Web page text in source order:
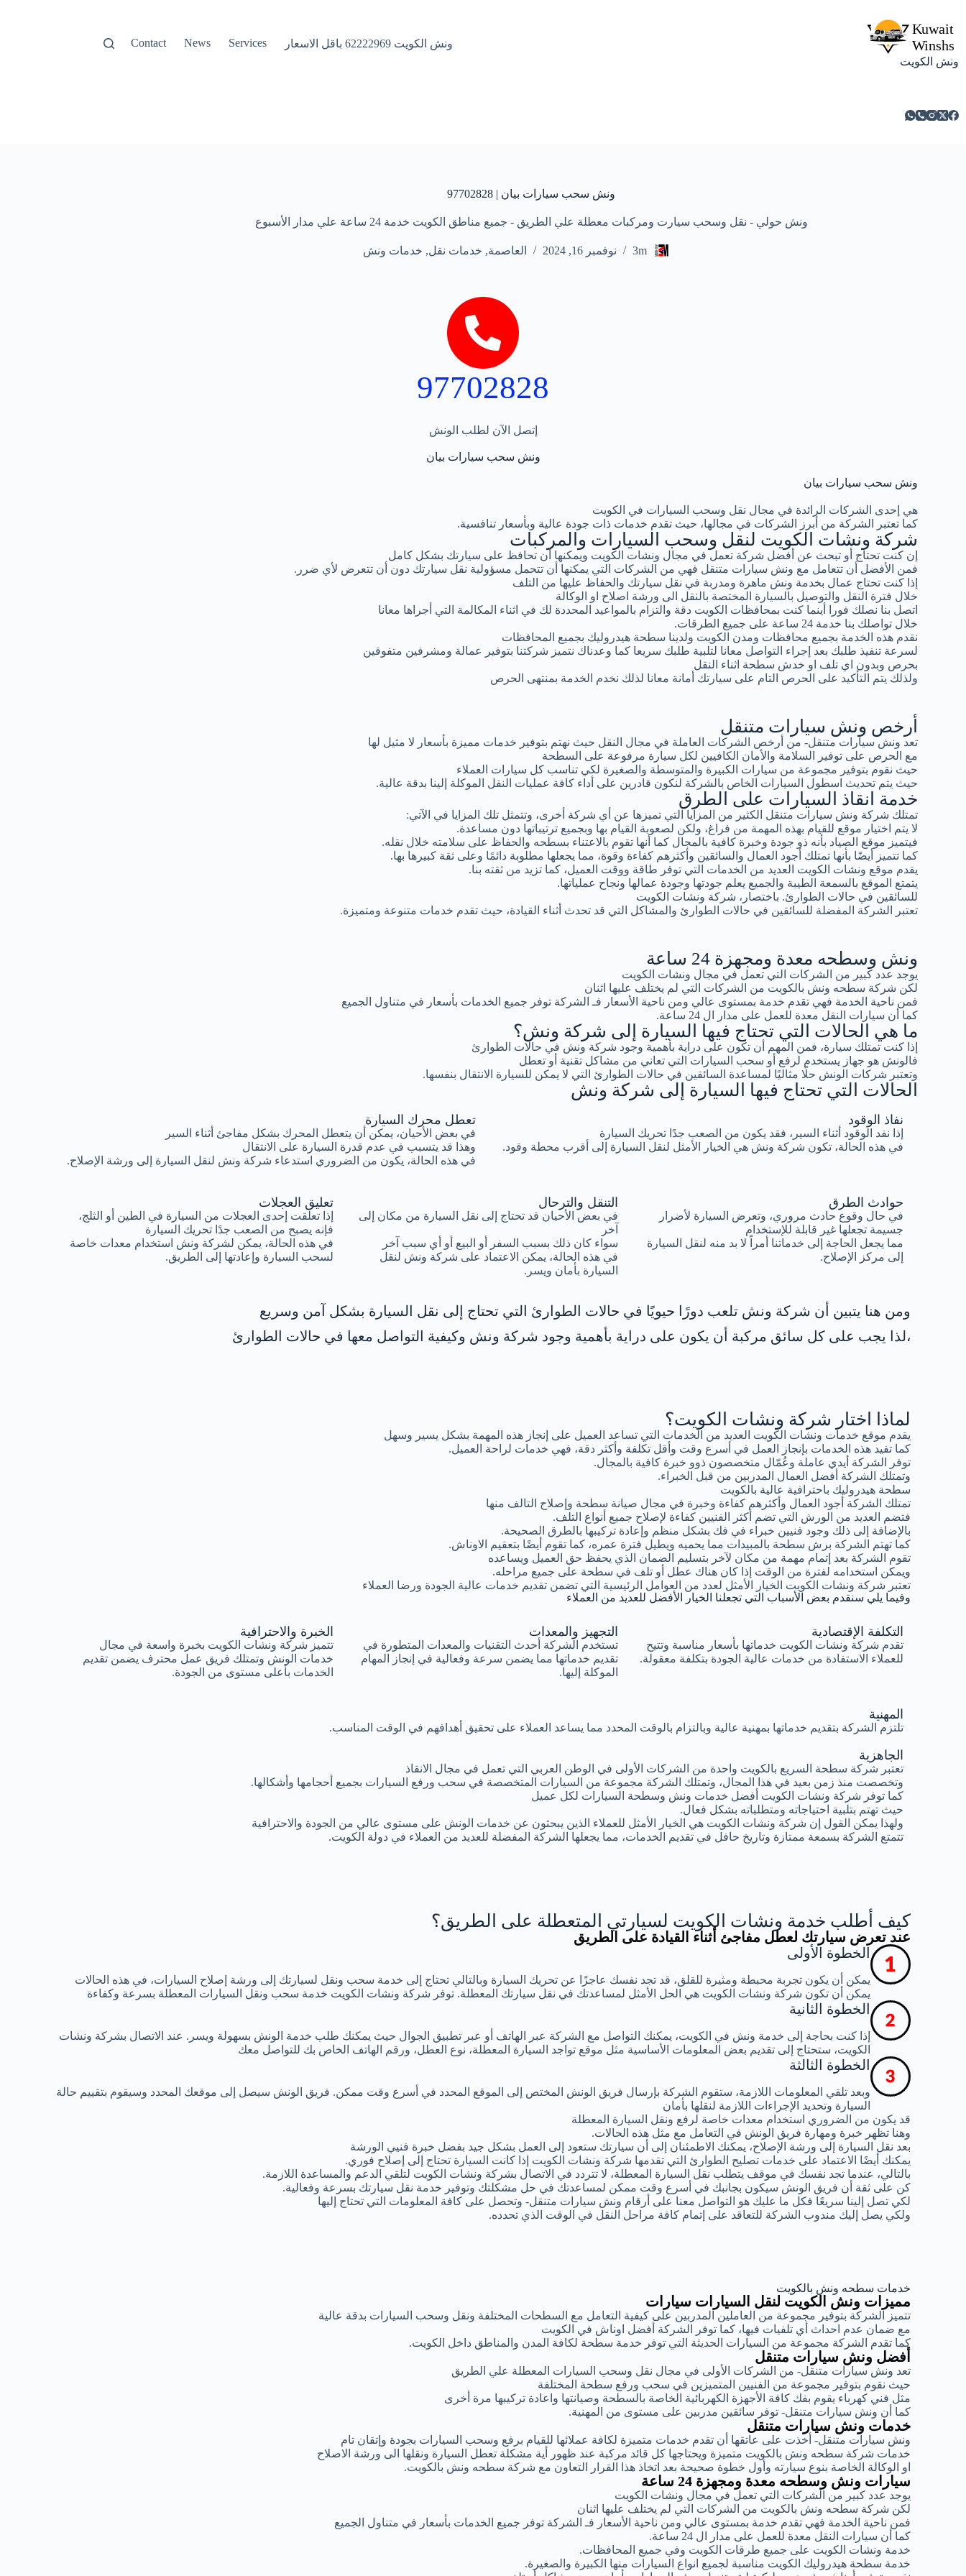
ونش الكويت
ونش الكويت 62222969 باقل الاسعار Services
News
Contact
ونش سحب سيارات بيان | 97702828
ونش حولي - نقل وسحب سيارت ومركبات معطلة علي الطريق - جميع مناطق الكويت خدمة 24 ساعة علي مدار الأسبوع
3m نوفمبر 16, 2024 العاصمة, خدمات نقل, خدمات ونش
97702828
إتصل الآن لطلب الونش
ونش سحب سيارات بيان
ونش سحب سيارات بيان
هي إحدى الشركات الرائدة في مجال نقل وسحب السيارات في الكويت
كما تعتبر الشركة من أبرز الشركات في مجالها، حيث تقدم خدمات ذات جودة عالية وبأسعار تنافسية.
شركة ونشات الكويت لنقل وسحب السيارات والمركبات
إن كنت تحتاج أو تبحث عن أفضل شركة تعمل في مجال ونشات الكويت ويمكنها أن تحافظ على سيارتك بشكل كامل
فمن الأفضل أن تتعامل مع ونش سيارات متنقل فهي من الشركات التي يمكنها أن تتحمل مسؤولية نقل سيارتك دون أن تتعرض لأي ضرر.
إذا كنت تحتاج عمال بخدمة ونش ماهرة ومدربة في نقل سيارتك والحفاظ عليها من التلف
خلال فترة النقل والتوصيل بالسيارة المختصة بالنقل الى ورشة اصلاح او الوكالة
اتصل بنا نصلك فورا أينما كنت بمحافظات الكويت دقة والتزام بالمواعيد المحددة لك في اثناء المكالمة التي أجراها معانا
خلال تواصلك بنا خدمة 24 ساعة على جميع الطرقات.
نقدم هذه الخدمة بجميع محافظات ومدن الكويت ولدينا سطحة هيدروليك بجميع المحافظات
لسرعة تنفيذ طلبك بعد إجراء التواصل معانا لتلبية طلبك سريعا كما وعدناك نتميز شركتنا بتوفير عمالة ومشرفين متفوقين
بحرص وبدون اي تلف او خدش سطحة اثناء النقل
ولذلك يتم التأكيد على الحرص التام على سيارتك أمانة معانا لذلك نخدم الخدمة بمنتهى الحرص
أرخص ونش سيارات متنقل
تعد ونش سيارات متنقل- من أرخص الشركات العاملة في مجال النقل حيث نهتم بتوفير خدمات مميزة بأسعار لا مثيل لها
مع الحرص على توفير السلامة والأمان الكافيين لكل سيارة مرفوعة على السطحة
حيث نقوم بتوفير مجموعة من سيارات الكبيرة والمتوسطة والصغيرة لكي تناسب كل سيارات العملاء
حيث يتم تحديث اسطول السيارات الخاص بالشركة لنكون قادرين على أداء كافة عمليات النقل الموكلة إلينا بدقة عالية.
خدمة انقاذ السيارات على الطرق
تمتلك شركة ونش سيارات متنقل الكثير من المزايا التي تميزها عن أي شركة أخرى، وتتمثل تلك المزايا في الآتي:
لا يتم اختيار موقع للقيام بهذه المهمة من فراغ، ولكن لصعوبة القيام بها وبجميع ترتيباتها دون مساعدة.
فيتميز موقع الصياد بأنه ذو جودة وخبرة كافية بالمجال كما أنها تقوم بالاعتناء بسطحه والحفاظ على سلامته خلال نقله.
كما تتميز أيضًا بأنها تمتلك أجود العمال والسائقين وأكثرهم كفاءة وقوة، مما يجعلها مطلوبة دائمًا وعلى ثقة كبيرها بها.
يقدم موقع ونشات الكويت العديد من الخدمات التي توفر طاقة ووقت العميل، كما تزيد من ثقته بنا.
يتمتع الموقع بالسمعة الطيبة والجميع يعلم جودتها وجودة عمالها ونجاح عملياتها.
للسائقين في حالات الطوارئ. باختصار، شركة ونشات الكويت
تعتبر الشركة المفضلة للسائقين في حالات الطوارئ والمشاكل التي قد تحدث أثناء القيادة، حيث تقدم خدمات متنوعة ومتميزة.
ونش وسطحه معدة ومجهزة 24 ساعة
يوجد عدد كبير من الشركات التي تعمل في مجال ونشات الكويت
لكن شركة سطحه ونش بالكويت من الشركات التي لم يختلف عليها اثنان
فمن ناحية الخدمة فهي تقدم خدمة بمستوى عالي ومن ناحية الأسعار فـ الشركة توفر جميع الخدمات بأسعار في متناول الجميع
كما أن سيارات النقل معدة للعمل على مدار ال 24 ساعة.
ما هي الحالات التي تحتاج فيها السيارة إلى شركة ونش؟
إذا كنت تمتلك سيارة، فمن المهم أن تكون على دراية بأهمية وجود شركة ونش في حالات الطوارئ
فالونش هو جهاز يستخدم لرفع أو سحب السيارات التي تعاني من مشاكل تقنية أو تعطل
وتعتبر شركات الونش حلًا مثاليًا لمساعدة السائقين في حالات الطوارئ التي لا يمكن للسيارة الانتقال بنفسها.
الحالات التي تحتاج فيها السيارة إلى شركة ونش
تعطل محرك السيارة
في بعض الأحيان، يمكن أن يتعطل المحرك بشكل مفاجئ أثناء السير
وهذا قد يتسبب في عدم قدرة السيارة على الانتقال
في هذه الحالة، يكون من الضروري استدعاء شركة ونش لنقل السيارة إلى ورشة الإصلاح.
نفاذ الوقود
إذا نفد الوقود أثناء السير، فقد يكون من الصعب جدًا تحريك السيارة
في هذه الحالة، تكون شركة ونش هي الخيار الأمثل لنقل السيارة إلى أقرب محطة وقود.
تعليق العجلات
إذا تعلقت إحدى العجلات من السيارة في الطين أو الثلج،
فإنه يصبح من الصعب جدًا تحريك السيارة
في هذه الحالة، يمكن لشركة ونش استخدام معدات خاصة
لسحب السيارة وإعادتها إلى الطريق.
التنقل والترحال
في بعض الأحيان قد تحتاج إلى نقل السيارة من مكان إلى
آخر
سواء كان ذلك بسبب السفر أو البيع أو أي سبب آخر
في هذه الحالة، يمكن الاعتماد على شركة ونش لنقل
السيارة بأمان ويسر.
حوادث الطرق
في حال وقوع حادث مروري، وتعرض السيارة لأضرار
جسيمة تجعلها غير قابلة للإستخدام
مما يجعل الحاجة إلى خدماتنا أمراً لا بد منه لنقل السيارة
إلى مركز الإصلاح.
ومن هنا يتبين أن شركة ونش تلعب دورًا حيويًا في حالات الطوارئ التي تحتاج إلى نقل السيارة بشكل آمن وسريع
،لذا يجب على كل سائق مركبة أن يكون على دراية بأهمية وجود شركة ونش وكيفية التواصل معها في حالات الطوارئ
لماذا اختار شركة ونشات الكويت؟
يقدم موقع خدمات ونشات الكويت العديد من الخدمات التي تساعد العميل على إنجاز هذه المهمة بشكل يسير وسهل
كما تفيد هذه الخدمات بإنجاز العمل في أسرع وقت وأقل تكلفة وأكثر دقة، فهي خدمات لراحة العميل.
توفر الشركة أيدي عاملة وعُمّال متخصصون ذوو خبرة كافية بالمجال.
وتمتلك الشركة أفضل العمال المدربين من قبل الخبراء.
سطحة هيدروليك باحترافية عالية بالكويت
تمتلك الشركة أجود العمال وأكثرهم كفاءة وخبرة في مجال صيانة سطحة وإصلاح التالف منها
فتضم العديد من الورش التي تضم أكثر الفنيين كفاءة لإصلاح جميع أنواع التلف.
بالإضافة إلى ذلك وجود فنيين خبراء في فك بشكل منظم وإعادة تركيبها بالطرق الصحيحة.
كما تهتم الشركة برش سطحة بالمبيدات مما يحميه ويطيل فترة عمره، كما تقوم أيضًا بتعقيم الاوناش.
تقوم الشركة بعد إتمام مهمة من مكان لآخر بتسليم الضمان الذي يحفظ حق العميل ويساعده
ويمكن استخدامه لفترة من الوقت إذا كان هناك عطل أو تلف في سطحة على جميع مراحله.
تعتبر شركة ونشات الكويت الخيار الأمثل لعدد من العوامل الرئيسية التي تضمن تقديم خدمات عالية الجودة ورضا العملاء
وفيما يلي سنقدم بعض الأسباب التي تجعلنا الخيار الأفضل للعديد من العملاء
الخبرة والاحترافية
تتميز شركة ونشات الكويت بخبرة واسعة في مجال
خدمات الونش وتمتلك فريق عمل محترف يضمن تقديم
الخدمات بأعلى مستوى من الجودة.
التجهيز والمعدات
تستخدم الشركة أحدث التقنيات والمعدات المتطورة في
تقديم خدماتها مما يضمن سرعة وفعالية في إنجاز المهام
الموكلة إليها.
التكلفة الإقتصادية
تقدم شركة ونشات الكويت خدماتها بأسعار مناسبة وتتيح
للعملاء الاستفادة من خدمات عالية الجودة بتكلفة معقولة.
المهنية
تلتزم الشركة بتقديم خدماتها بمهنية عالية وبالتزام بالوقت المحدد مما يساعد العملاء على تحقيق أهدافهم في الوقت المناسب.
الجاهزية
تعتبر شركة سطحة السريع بالكويت واحدة من الشركات الأولى في الوطن العربي التي تعمل في مجال الانقاذ
وتخصصت منذ زمن بعيد في هذا المجال، وتمتلك الشركة مجموعة من السيارات المتخصصة في سحب ورفع السيارات بجميع أحجامها وأشكالها.
كما توفر شركة ونشات الكويت أفضل خدمات ونش وسطحة السيارات لكل عميل
حيث تهتم بتلبية احتياجاته ومتطلباته بشكل فعال.
ولهذا يمكن القول إن شركة ونشات الكويت هي الخيار الأمثل للعملاء الذين يبحثون عن خدمات الونش على مستوى عالي من الجودة والاحترافية
تتمتع الشركة بسمعة ممتازة وتاريخ حافل في تقديم الخدمات، مما يجعلها الشركة المفضلة للعديد من العملاء في دولة الكويت.
كيف أطلب خدمة ونشات الكويت لسيارتي المتعطلة على الطريق؟
عند تعرض سيارتك لعطل مفاجئ أثناء القيادة على الطريق
الخطوة الأولى
يمكن أن يكون تجربة محبطة ومثيرة للقلق، قد تجد نفسك عاجزًا عن تحريك السيارة وبالتالي تحتاج إلى خدمة سحب ونقل لسيارتك إلى ورشة إصلاح السيارات، في هذه الحالات
يمكن أن تكون شركة ونشات الكويت هي الحل الأمثل لمساعدتك في نقل سيارتك المعطلة. توفر شركة ونشات الكويت خدمة سحب ونقل السيارات المعطلة بسرعة وكفاءة
الخطوة الثانية
إذا كنت بحاجة إلى خدمة ونش في الكويت، يمكنك التواصل مع الشركة عبر الهاتف أو عبر تطبيق الجوال حيث يمكنك طلب خدمة الونش بسهولة ويسر. عند الاتصال بشركة ونشات
الكويت، ستحتاج إلى تقديم بعض المعلومات الأساسية مثل موقع تواجد السيارة المعطلة، نوع العطل، ورقم الهاتف الخاص بك للتواصل معك
الخطوة الثالثة
وبعد تلقي المعلومات اللازمة، ستقوم الشركة بإرسال فريق الونش المختص إلى الموقع المحدد في أسرع وقت ممكن. فريق الونش سيصل إلى موقعك المحدد وسيقوم بتقييم حالة
السيارة وتحديد الإجراءات اللازمة لنقلها بأمان
قد يكون من الضروري استخدام معدات خاصة لرفع ونقل السيارة المعطلة
وهنا تظهر خبرة ومهارة فريق الونش في التعامل مع مثل هذه الحالات.
بعد نقل السيارة إلى ورشة الإصلاح، يمكنك الاطمئنان إلى أن سيارتك ستعود إلى العمل بشكل جيد بفضل خبرة فنيي الورشة
يمكنك أيضًا الاعتماد على خدمات تصليح الطوارئ التي تقدمها شركة ونشات الكويت إذا كانت السيارة تحتاج إلى إصلاح فوري.
بالتالي، عندما تجد نفسك في موقف يتطلب نقل السيارة المعطلة، لا تتردد في الاتصال بشركة ونشات الكويت لتلقي الدعم والمساعدة اللازمة.
كن على ثقة أن فريق الونش سيكون بجانبك في أسرع وقت ممكن لمساعدتك في حل مشكلتك وتوفير خدمة نقل سيارتك بسرعة وفعالية.
لكي تصل إلينا سريعًا فكل ما عليك هو التواصل معنا على أرقام ونش سيارات متنقل- وتحصل على كافة المعلومات التي تحتاج إليها
ولكي يصل إليك مندوب الشركة للتعاقد على إتمام كافة مراحل النقل في الوقت الذي تحدده.
خدمات سطحه ونش بالكويت
مميزات ونش الكويت لنقل السيارات سيارات
تتميز الشركة بتوفير مجموعة من العاملين المدربين على كيفية التعامل مع السطحات المختلفة ونقل وسحب السيارات بدقة عالية
مع ضمان عدم احداث أي تلفيات فيها، كما توفر الشركة أفضل اوناش في الكويت
كما تقدم الشركة مجموعة من السيارات الحديثة التي توفر خدمة سطحة لكافة المدن والمناطق داخل الكويت.
أفضل ونش سيارات متنقل
تعد ونش سيارات متنقل- من الشركات الأولى في مجال نقل وسحب السيارات المعطلة علي الطريق
حيث نقوم بتوفير مجموعة من الفنيين المتميزين في سحب ورفع سطحة المختلفة
مثل فني كهرباء يقوم بفك كافة الأجهزة الكهربائية الخاصة بالسطحة وصيانتها واعادة تركيبها مرة أخرى
كما أن ونش سيارات متنقل- توفر سائقين مدربين على مستوى من المهنية.
خدمات ونش سيارات متنقل
ونش سيارات متنقل- أخذت على عاتقها أن تقدم خدمات متميزة لكافة عملائها للقيام برفع وسحب السيارات بجودة وإتقان تام
خدمات شركة سطحه ونش بالكويت متميزة ويحتاجها كل قائد مركبة عند ظهور أية مشكلة تعطل السيارة ونقلها الى ورشة الاصلاح
او الوكالة الخاصة بنوع سيارته وأول خطوة صحيحة بعد اتخاذ هذا القرار التعاون مع شركة سطحه ونش بالكويت.
سيارات ونش وسطحه معدة ومجهزة 24 ساعة
يوجد عدد كبير من الشركات التي تعمل في مجال ونشات الكويت
لكن شركة سطحه ونش بالكويت من الشركات التي لم يختلف عليها اثنان
فمن ناحية الخدمة فهي تقدم خدمة بمستوى عالي ومن ناحية الأسعار فـ الشركة توفر جميع الخدمات بأسعار في متناول الجميع
كما أن سيارات النقل معدة للعمل على مدار ال 24 ساعة.
خدمة ونشات الكويت على جميع طرقات الكويت وفي جميع المحافظات.
خدمة سطحة هيدروليك الكويت مناسبة لجميع انواع السيارات منها الكبيرة والصغيرة.